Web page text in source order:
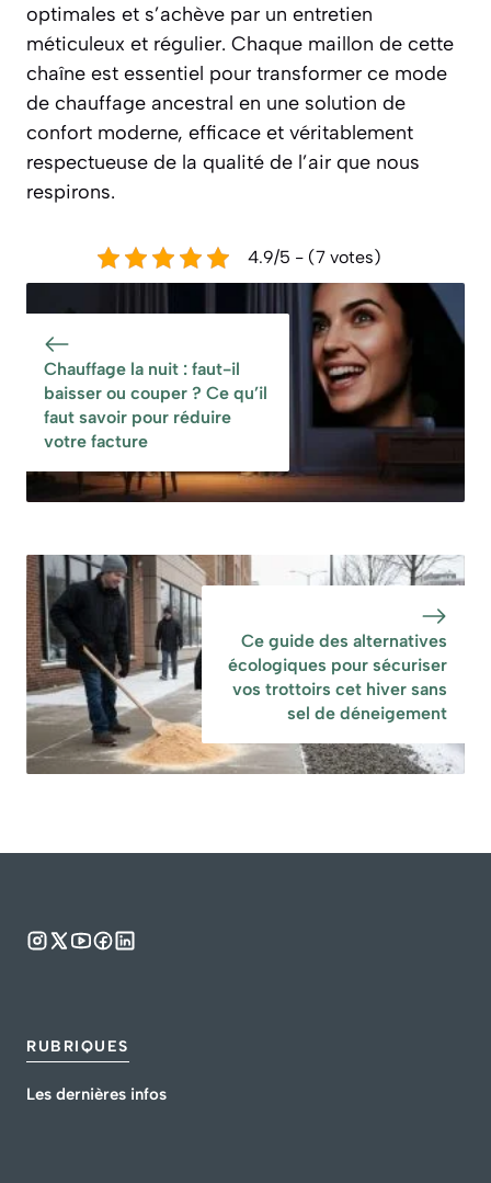
optimales et s’achève par un entretien
méticuleux et régulier. Chaque maillon de cette
chaîne est essentiel pour transformer ce mode
de chauffage ancestral en une solution de
confort moderne, efficace et véritablement
respectueuse de la qualité de l’air que nous
respirons.
4.9/5 - (7 votes)
Chauffage la nuit : faut-il
baisser ou couper ? Ce qu’il
faut savoir pour réduire
votre facture
Ce guide des alternatives
écologiques pour sécuriser
vos trottoirs cet hiver sans
sel de déneigement
RUBRIQUES
Les dernières infos